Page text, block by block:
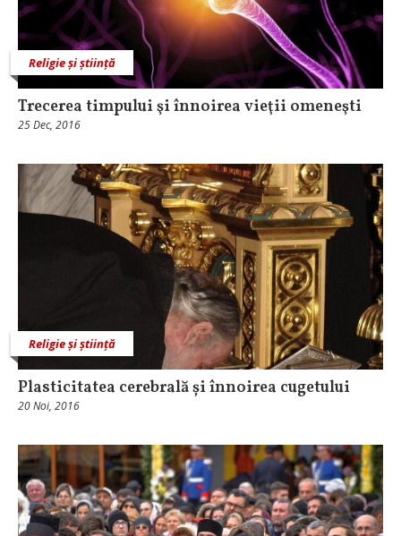
Religie și știință
Trecerea timpului şi înnoirea vieţii omeneşti
25 Dec, 2016
Religie și știință
Plasticitatea cerebrală și înnoirea cugetului
20 Noi, 2016